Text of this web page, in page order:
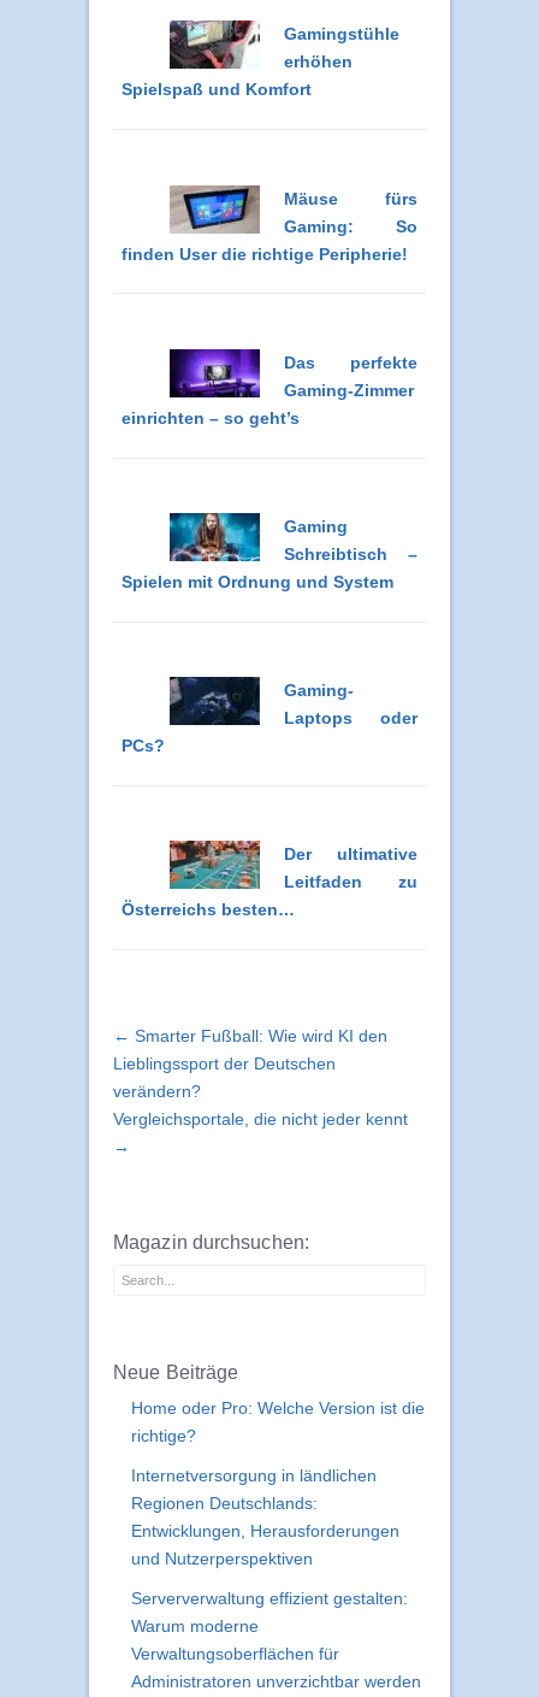
Gamingstühle
erhöhen
Spielspaß und Komfort
Mäuse fürs
Gaming: So
finden User die richtige Peripherie!
Das perfekte
Gaming-Zimmer
einrichten – so geht’s
Gaming
Schreibtisch –
Spielen mit Ordnung und System
Gaming-
Laptops oder
PCs?
Der ultimative
Leitfaden zu
Österreichs besten…
← Smarter Fußball: Wie wird KI den
Lieblingssport der Deutschen
verändern?
Vergleichsportale, die nicht jeder kennt
→
Magazin durchsuchen:
Neue Beiträge
Home oder Pro: Welche Version ist die
richtige?
Internetversorgung in ländlichen
Regionen Deutschlands:
Entwicklungen, Herausforderungen
und Nutzerperspektiven
Serververwaltung effizient gestalten:
Warum moderne
Verwaltungsoberflächen für
Administratoren unverzichtbar werden